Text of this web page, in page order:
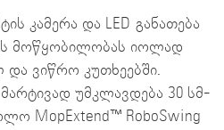
კამერა და LED განათება
მოწყობილობას იოლად
ვიწრო კუთხეებში.
უმკლავდება 30 სმ-
MopExtend™ RoboSwing